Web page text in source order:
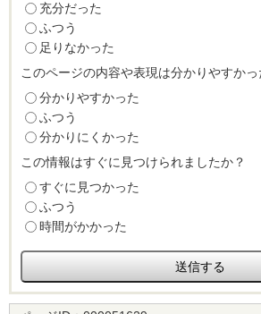
充分だった
ふつう
足りなかった
このページの内容や表現は分かりやすかっ
分かりやすかった
ふつう
分かりにくかった
この情報はすぐに見つけられましたか？
すぐに見つかった
ふつう
時間がかかった